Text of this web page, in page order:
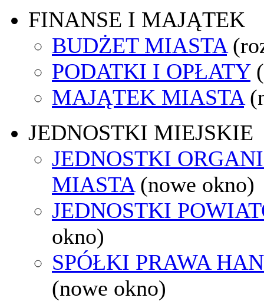
FINANSE I MAJĄTEK
BUDŻET MIASTA
PODATKI I OPŁATY
MAJĄTEK MIASTA
JEDNOSTKI MIEJSKIE
JEDNOSTKI
MIASTA (nowe okno)
JEDNOSTKI
okno)
SPÓŁKI PRAWA
(nowe okno)